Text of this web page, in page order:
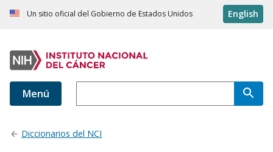
Un sitio oficial del Gobierno de Estados Unidos English
Menú
Diccionarios del NCI